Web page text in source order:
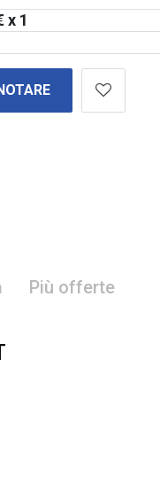
x 1
Più offerte